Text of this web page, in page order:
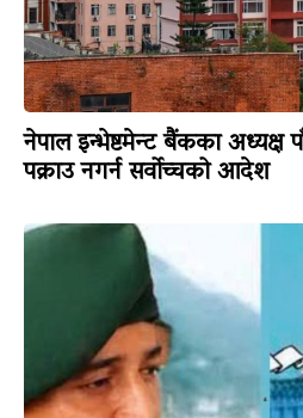
नेपाल इन्भेष्टमेन्ट बैंकका अध्यक्ष
पक्राउ नगर्न सर्वोच्चको आदेश